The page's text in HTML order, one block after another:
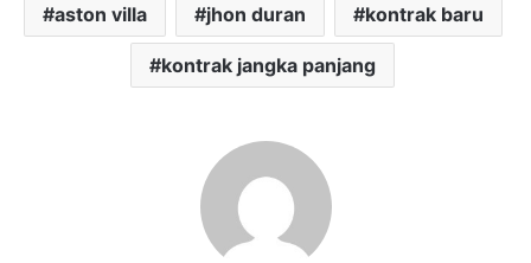
aston villa jhon duran kontrak baru
kontrak jangka panjang